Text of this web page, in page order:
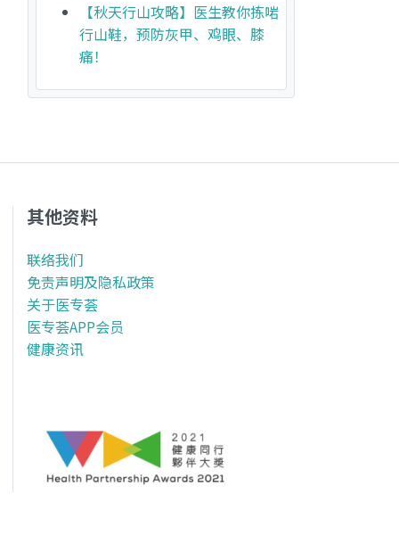
【秋天行山攻略】医生教你拣啱
行山鞋，预防灰甲、鸡眼、膝
痛！
其他资料
联络我们
免责声明及隐私政策
关于医专荟
医专荟APP会员
健康资讯